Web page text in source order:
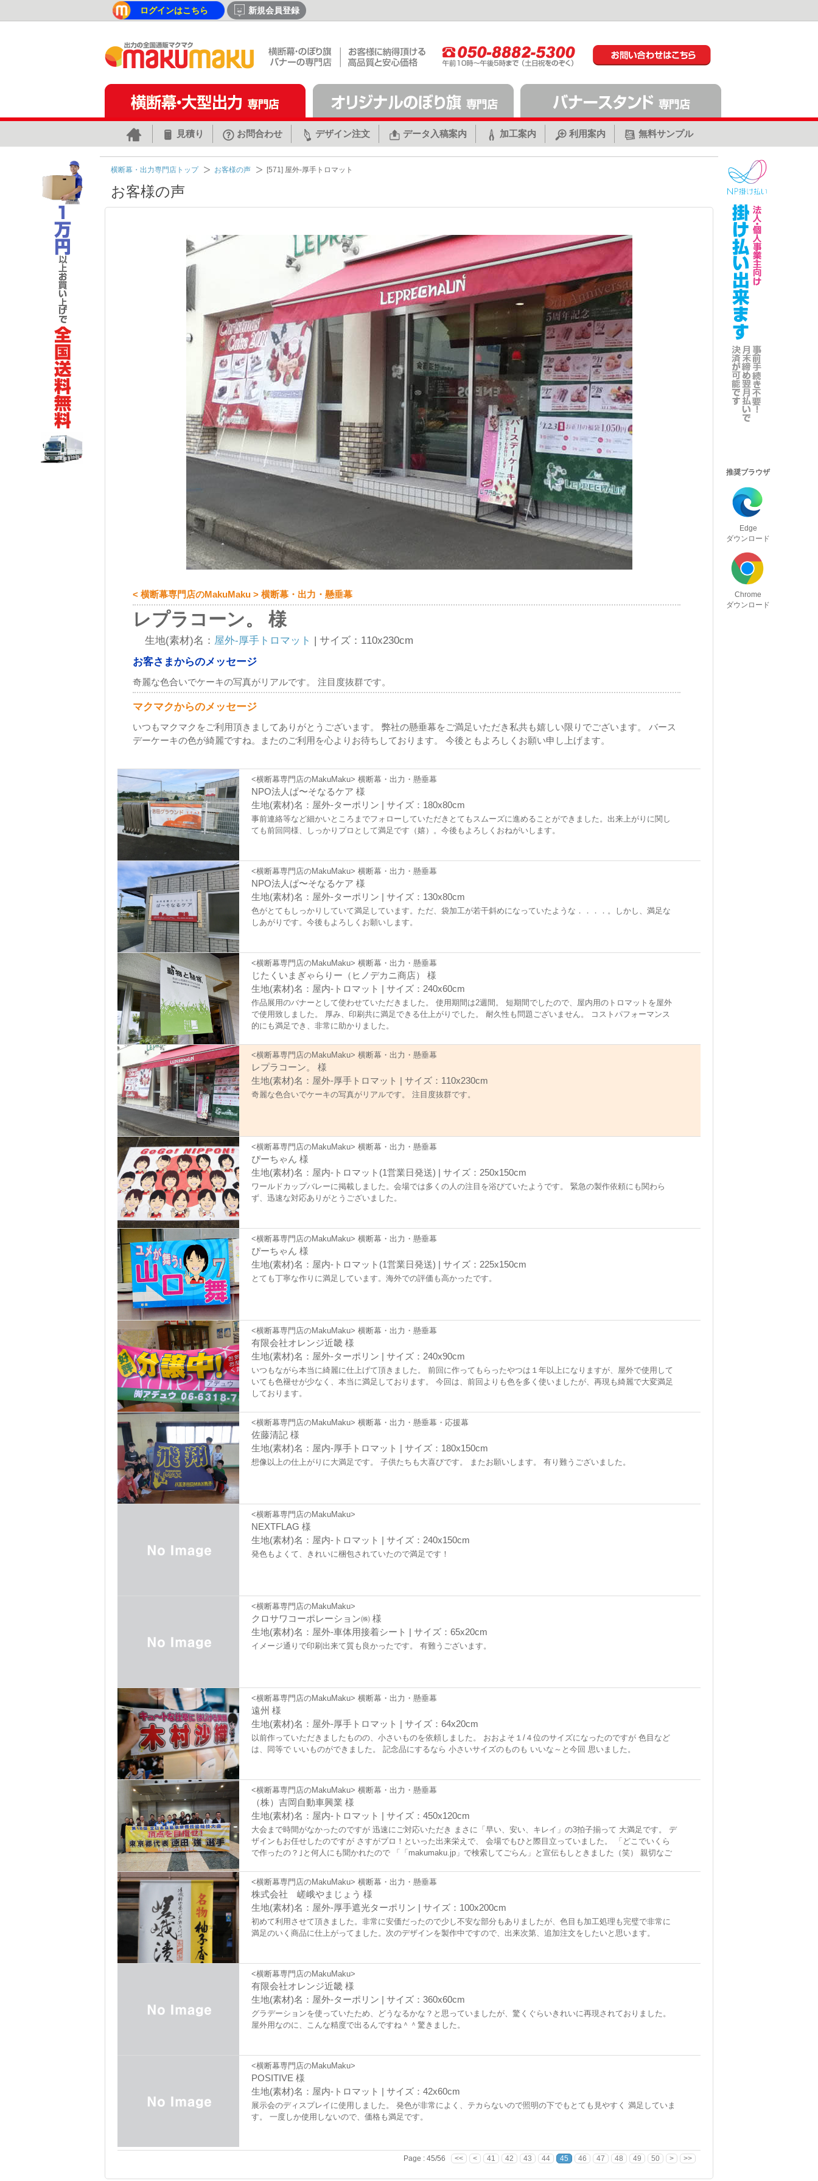
ログインはこちら 新規会員登録
見積り お問合わせ デザイン注文 データ入稿案内 加工案内 利用案内 無料サンプル
推奨ブラウザ
Edge
ダウンロード
Chrome
ダウンロード
横断幕・出力専門店トップ お客様の声 [571] 屋外-厚手トロマット
お客様の声
< 横断幕専門店のMakuMaku > 横断幕・出力・懸垂幕
レプラコーン。 様
生地(素材)名： 屋外-厚手トロマット | サイズ：110x230cm
お客さまからのメッセージ
奇麗な色合いでケーキの写真がリアルです。 注目度抜群です。
マクマクからのメッセージ
いつもマクマクをご利用頂きましてありがとうございます。 弊社の懸垂幕をご満足いただき私共も嬉しい限りでございます。 バース
デーケーキの色が綺麗ですね。またのご利用を心よりお待ちしております。 今後ともよろしくお願い申し上げます。
<横断幕専門店のMakuMaku> 横断幕・出力・懸垂幕
NPO法人ぱ〜そなるケア 様
生地(素材)名：屋外-ターポリン | サイズ：180x80cm
事前連絡等など細かいところまでフォローしていただきとてもスムーズに進めることができました。出来上がりに関し
ても前回同様、しっかりプロとして満足です（嬉）。今後もよろしくおねがいします。
<横断幕専門店のMakuMaku> 横断幕・出力・懸垂幕
NPO法人ぱ〜そなるケア 様
生地(素材)名：屋外-ターポリン | サイズ：130x80cm
色がとてもしっかりしていて満足しています。ただ、袋加工が若干斜めになっていたような．．．．。しかし、満足な
しあがりです。今後もよろしくお願いします。
<横断幕専門店のMakuMaku> 横断幕・出力・懸垂幕
じたくいまぎゃらりー（ヒノデカニ商店） 様
生地(素材)名：屋内-トロマット | サイズ：240x60cm
作品展用のバナーとして使わせていただきました。 使用期間は2週間。 短期間でしたので、屋内用のトロマットを屋外
で使用致しました。 厚み、印刷共に満足できる仕上がりでした。 耐久性も問題ございません。 コストパフォーマンス
的にも満足でき、非常に助かりました。
<横断幕専門店のMakuMaku> 横断幕・出力・懸垂幕
レプラコーン。 様
生地(素材)名：屋外-厚手トロマット | サイズ：110x230cm
奇麗な色合いでケーキの写真がリアルです。 注目度抜群です。
<横断幕専門店のMakuMaku> 横断幕・出力・懸垂幕
ぴーちゃん 様
生地(素材)名：屋内-トロマット(1営業日発送) | サイズ：250x150cm
ワールドカップバレーに掲載しました。会場では多くの人の注目を浴びていたようです。 緊急の製作依頼にも関わら
ず、迅速な対応ありがとうございました。
<横断幕専門店のMakuMaku> 横断幕・出力・懸垂幕
ぴーちゃん 様
生地(素材)名：屋内-トロマット(1営業日発送) | サイズ：225x150cm
とても丁寧な作りに満足しています。海外での評価も高かったです。
<横断幕専門店のMakuMaku> 横断幕・出力・懸垂幕
有限会社オレンジ近畿 様
生地(素材)名：屋外-ターポリン | サイズ：240x90cm
いつもながら本当に綺麗に仕上げて頂きました。 前回に作ってもらったやつは１年以上になりますが、屋外で使用して
いても色褪せが少なく、本当に満足しております。 今回は、前回よりも色を多く使いましたが、再現も綺麗で大変満足
しております。
<横断幕専門店のMakuMaku> 横断幕・出力・懸垂幕・応援幕
佐藤清記 様
生地(素材)名：屋内-厚手トロマット | サイズ：180x150cm
想像以上の仕上がりに大満足です。 子供たちも大喜びです。 またお願いします。 有り難うございました。
<横断幕専門店のMakuMaku>
NEXTFLAG 様
生地(素材)名：屋内-トロマット | サイズ：240x150cm
発色もよくて、きれいに梱包されていたので満足です！
<横断幕専門店のMakuMaku>
クロサワコーポレーション㈱ 様
生地(素材)名：屋外-車体用接着シート | サイズ：65x20cm
イメージ通りで印刷出来て質も良かったです。 有難うございます。
<横断幕専門店のMakuMaku> 横断幕・出力・懸垂幕
遠州 様
生地(素材)名：屋外-厚手トロマット | サイズ：64x20cm
以前作っていただきましたものの、小さいものを依頼しました。 おおよそ１/４位のサイズになったのですが 色目など
は、同等で いいものができました。 記念品にするなら 小さいサイズのものも いいな～と今回 思いました。
<横断幕専門店のMakuMaku> 横断幕・出力・懸垂幕
（株）吉岡自動車興業 様
生地(素材)名：屋内-トロマット | サイズ：450x120cm
大会まで時間がなかったのですが 迅速にご対応いただき まさに「早い、安い、キレイ」の3拍子揃って 大満足です。 デ
ザインもお任せしたのですが さすがプロ！といった出来栄えで、 会場でもひと際目立っていました。 「どこでいくら
で作ったの？｣と何人にも聞かれたので 「「makumaku.jp」で検索してごらん」と宣伝もしときました（笑） 親切なご
<横断幕専門店のMakuMaku> 横断幕・出力・懸垂幕
株式会社 嵯峨やまじょう 様
生地(素材)名：屋外-厚手遮光ターポリン | サイズ：100x200cm
初めて利用させて頂きました。非常に安価だったので少し不安な部分もありましたが、色目も加工処理も完璧で非常に
満足のいく商品に仕上がってました。次のデザインを製作中ですので、出来次第、追加注文をしたいと思います。
<横断幕専門店のMakuMaku>
有限会社オレンジ近畿 様
生地(素材)名：屋外-ターポリン | サイズ：360x60cm
グラデーションを使っていたため、どうなるかな？と思っていましたが、驚くぐらいきれいに再現されておりました。
屋外用なのに、こんな精度で出るんですね＾＾驚きました。
<横断幕専門店のMakuMaku>
POSITIVE 様
生地(素材)名：屋内-トロマット | サイズ：42x60cm
展示会のディスプレイに使用しました。 発色が非常によく、テカらないので照明の下でもとても見やすく 満足していま
す。 一度しか使用しないので、価格も満足です。
Page : 45/56 << < 41 42 43 44 45 46 47 48 49 50 > >>